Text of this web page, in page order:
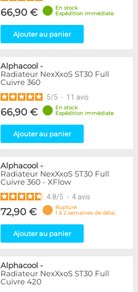
66,90 €
En stock
Expédition immédiate
Ajouter au panier
Alphacool -
Radiateur NexXxoS ST30 Full
Cuivre 360
5/5 - 11 avis
66,90 €
En stock
Expédition immédiate
Ajouter au panier
Alphacool -
Radiateur NexXxoS ST30 Full
Cuivre 360 - XFlow
4.8/5 - 4 avis
72,90 €
Rupture
1 à 2 semaines de délai
Ajouter au panier
Alphacool -
Radiateur NexXxoS ST30 Full
Cuivre 420